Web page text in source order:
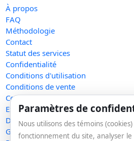
À propos
FAQ
Méthodologie
Contact
Statut des services
Confidentialité
Conditions d'utilisation
Conditions de vente
Cookies
Exercer mes droits
Demande de retrait
Gérer les témoins
Paramètres de
Nous utilisons des témoins
fonctionnement du site, analyser